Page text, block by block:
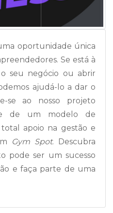
oportunidade única
Se está à
seu negócio ou abrir
ajudá-lo a dar o
se ao nosso projeto
de um modelo de
apoio na gestão e
Gym Spot. Descubra
pode ser um sucesso
e faça parte de uma